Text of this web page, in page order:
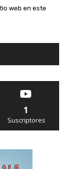
web en este
1
Suscriptores